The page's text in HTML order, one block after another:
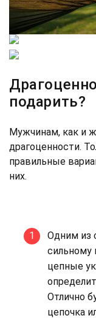
подарить?
Мужчинам, как и
драгоценности.
правильные
них.
Одним из
сильному
цепные
Отлично
цепочка